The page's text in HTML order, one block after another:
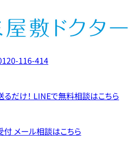
116-414
だけ！ LINEで無料相談はこちら
付 メール相談はこちら